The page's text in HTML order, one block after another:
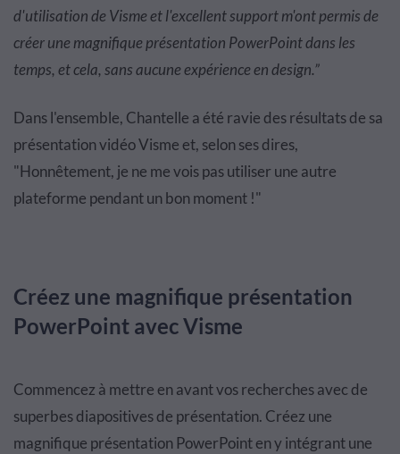
d'utilisation de Visme et l'excellent support m'ont permis de
créer une magnifique présentation PowerPoint dans les
temps, et cela, sans aucune expérience en design.”
Dans l'ensemble, Chantelle a été ravie des résultats de sa
présentation vidéo Visme et, selon ses dires,
"Honnêtement, je ne me vois pas utiliser une autre
plateforme pendant un bon moment !"
Créez une magnifique présentation
PowerPoint avec Visme
Commencez à mettre en avant vos recherches avec de
superbes diapositives de présentation. Créez une
magnifique présentation PowerPoint en y intégrant une